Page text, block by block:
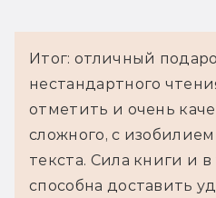
Итог: отличный
нестандартного
отметить и очень
сложного, с
текста. Сила книги и
способна доставить